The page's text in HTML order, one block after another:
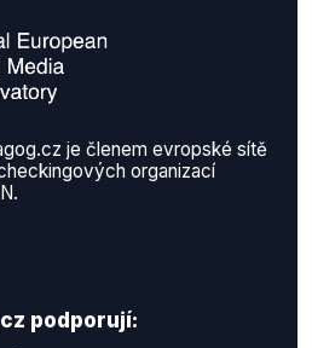
je členem evropské sítě
organizací
podporují: